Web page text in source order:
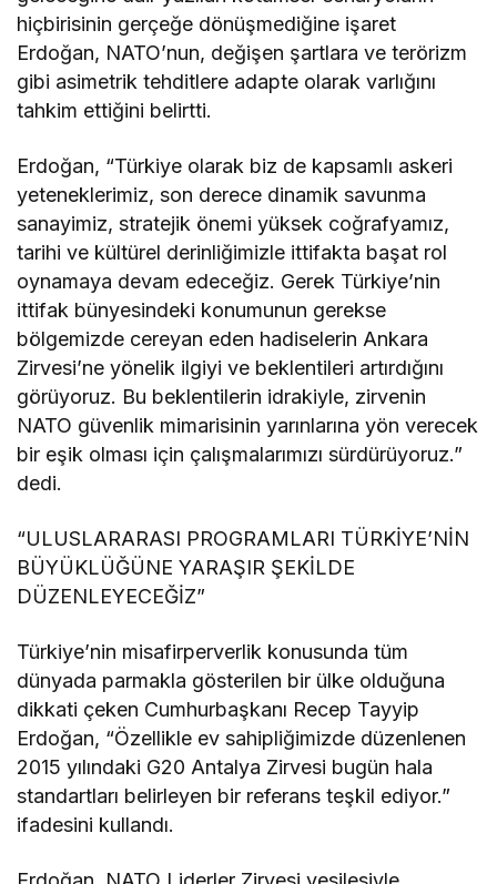
hiçbirisinin gerçeğe dönüşmediğine işaret
Erdoğan, NATO’nun, değişen şartlara ve terörizm
gibi asimetrik tehditlere adapte olarak varlığını
tahkim ettiğini belirtti.
Erdoğan, “Türkiye olarak biz de kapsamlı askeri
yeteneklerimiz, son derece dinamik savunma
sanayimiz, stratejik önemi yüksek coğrafyamız,
tarihi ve kültürel derinliğimizle ittifakta başat rol
oynamaya devam edeceğiz. Gerek Türkiye’nin
ittifak bünyesindeki konumunun gerekse
bölgemizde cereyan eden hadiselerin Ankara
Zirvesi’ne yönelik ilgiyi ve beklentileri artırdığını
görüyoruz. Bu beklentilerin idrakiyle, zirvenin
NATO güvenlik mimarisinin yarınlarına yön verecek
bir eşik olması için çalışmalarımızı sürdürüyoruz.”
dedi.
“ULUSLARARASI PROGRAMLARI TÜRKİYE’NİN
BÜYÜKLÜĞÜNE YARAŞIR ŞEKİLDE
DÜZENLEYECEĞİZ”
Türkiye’nin misafirperverlik konusunda tüm
dünyada parmakla gösterilen bir ülke olduğuna
dikkati çeken Cumhurbaşkanı Recep Tayyip
Erdoğan, “Özellikle ev sahipliğimizde düzenlenen
2015 yılındaki G20 Antalya Zirvesi bugün hala
standartları belirleyen bir referans teşkil ediyor.”
ifadesini kullandı.